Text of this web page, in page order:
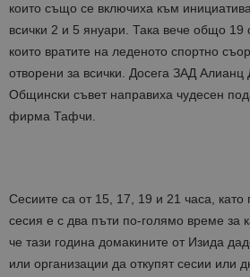
които също се включиха към
всички 2 и 5 януари. Така вече общо 19
които вратите на леденото спортно
отворени за всички. Досега ЗАД Алианц
Общински съвет направиха чудесен
фирма Тафчи.
Сесиите са от 15, 17, 19 и 21 часа, като
сесия е с два пъти по-голямо време
че тази година домакините от Изида
или организации да откупят сесии или